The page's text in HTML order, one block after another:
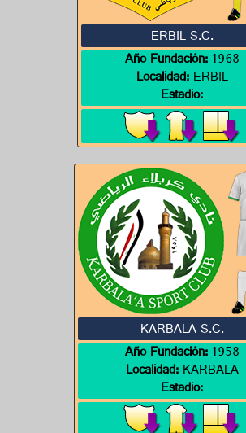
ERBIL S.C.
Año Fundación:1968
Localidad:ERBIL
Estadio:
KARBALA S.C.
Año Fundación:1958
Localidad:KARBALA
Estadio: